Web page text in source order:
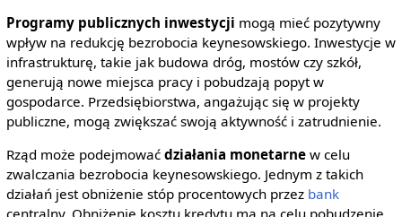
Programy publicznych inwestycji mogą mieć pozytywny
wpływ na redukcję bezrobocia keynesowskiego. Inwestycje w
infrastrukturę, takie jak budowa dróg, mostów czy szkół,
generują nowe miejsca pracy i pobudzają popyt w
gospodarce. Przedsiębiorstwa, angażując się w projekty
publiczne, mogą zwiększać swoją aktywność i zatrudnienie.
Rząd może podejmować działania monetarnew celu
zwalczania bezrobocia keynesowskiego. Jednym z takich
działań jest obniżenie stóp procentowych przez bank